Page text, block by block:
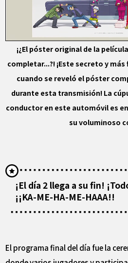
¡¿El póster original de la
completar...?! ¡Este secreto y
cuando se reveló el póster
durante esta transmisión! La
conductor en este automóvil es
su voluminoso
¡El día 2 llega a su fin!
¡¡KA-ME-HA-ME-HAAA!!
El programa final del día fue la